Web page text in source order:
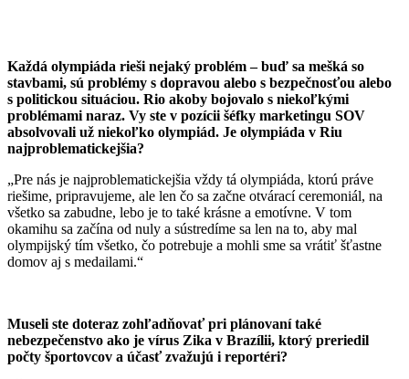
Každá olympiáda rieši nejaký problém – buď sa mešká so
stavbami, sú problémy s dopravou alebo s bezpečnosťou alebo
s politickou situáciou. Rio akoby bojovalo s niekoľkými
problémami naraz. Vy ste v pozícii šéfky marketingu SOV
absolvovali už niekoľko olympiád. Je olympiáda v Riu
najproblematickejšia?
„Pre nás je najproblematickejšia vždy tá olympiáda, ktorú práve
riešime, pripravujeme, ale len čo sa začne otvárací ceremoniál, na
všetko sa zabudne, lebo je to také krásne a emotívne. V tom
okamihu sa začína od nuly a sústredíme sa len na to, aby mal
olympijský tím všetko, čo potrebuje a mohli sme sa vrátiť šťastne
domov aj s medailami.“
Museli ste doteraz zohľadňovať pri plánovaní také
nebezpečenstvo ako je vírus Zika v Brazílii, ktorý preriedil
počty športovcov a účasť zvažujú i reportéri?